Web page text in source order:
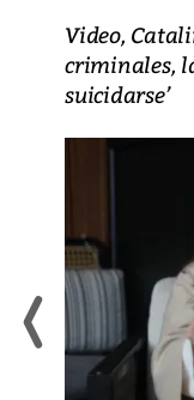
Video,
criminales,
suicidarse’